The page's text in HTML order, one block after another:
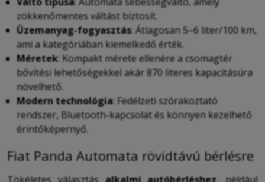
zökkenőmentes váltást biztosít.
Üzemanyag-fogyasztás: Átlagosan 5–6 liter/100 km,
ami a kategóriában kiemelkedő érték.
Méretek: Kompakt mérete ellenére a csomagtér
bővítési lehetőségekkel akár 870 literes kapacitásúra
növelhető.
Modern technológia: Fedélzeti szórakoztató
rendszer, Bluetooth-kapcsolat és könnyen kezelhető
érintőképernyő.
Fiat Panda Automata rövidtávú bérlésre